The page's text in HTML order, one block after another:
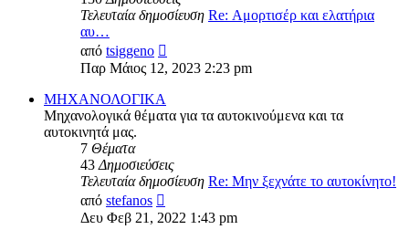
Τελευταία δημοσίευση Re: Αμορτισέρ και ελατήρια
αυ…
από tsiggeno
της
Παρ Μάιος 12, 2023 2:23 pm
ΜΗΧΑΝΟΛΟΓΙΚΑ
Μηχανολογικά θέματα για τα αυτοκινούμενα και τα
αυτοκινητά μας.
7 Θέματα
43Δημοσιεύσεις
Τελευταία δημοσίευση Re: Μην ξεχνάτε το αυτοκίνητο!
από stefanos
της
τελευταίας
Δευ Φεβ 21, 2022 1:43 pm